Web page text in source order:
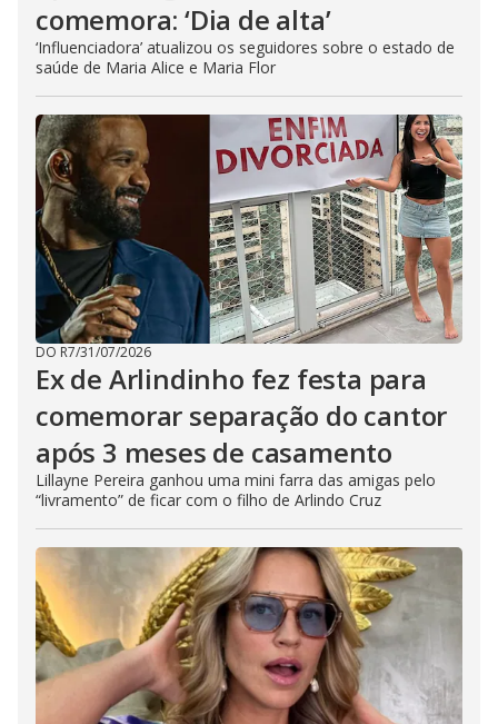
comemora: ‘Dia de alta’
‘Influenciadora’ atualizou os seguidores sobre o estado de
saúde de Maria Alice e Maria Flor
DO R7/31/07/2026
Ex de Arlindinho fez festa para
comemorar separação do cantor
após 3 meses de casamento
Lillayne Pereira ganhou uma mini farra das amigas pelo
“livramento” de ficar com o filho de Arlindo Cruz